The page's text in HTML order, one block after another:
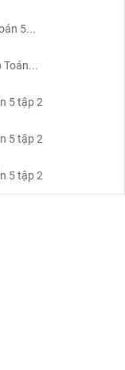
5...
Toán...
5 tập 2
5 tập 2
5 tập 2